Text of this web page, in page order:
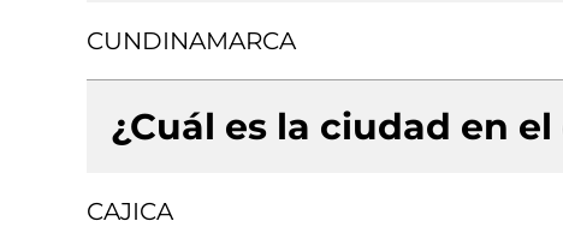
CUNDINAMARCA
¿Cuál es la ciudad en
CAJICA